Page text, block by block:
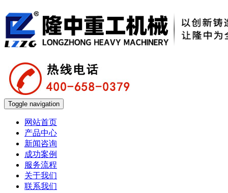
Toggle navigation
网站首页
产品中心
新闻咨询
成功案例
服务流程
关于我们
联系我们